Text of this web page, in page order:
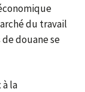
du travail
douane se
la